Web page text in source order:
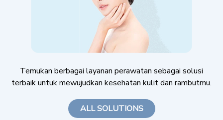
Temukan berbagai layanan perawatan sebagai solusi
terbaik untuk mewujudkan kesehatan kulit dan rambutmu.
ALL SOLUTIONS